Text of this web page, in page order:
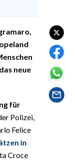
neue
für
Polizei,
Felice
in
Croce